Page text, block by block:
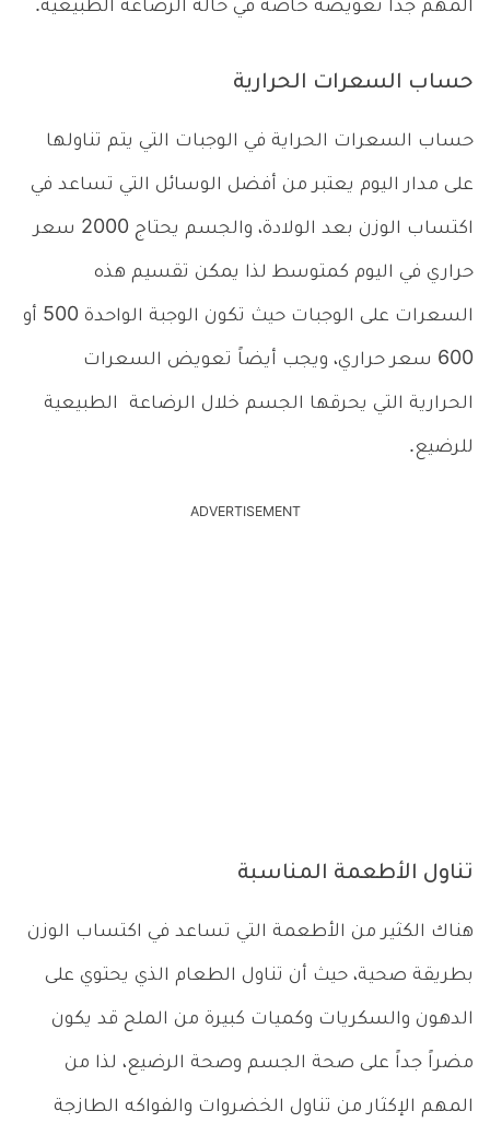
المهم جداً تعويضه خاصةً في حالة الرضاعة الطبيعية.
حساب السعرات الحرارية
حساب السعرات الحراية في الوجبات التي يتم تناولها
على مدار اليوم يعتبر من أفضل الوسائل التي تساعد في
اكتساب الوزن بعد الولادة، والجسم يحتاج 2000 سعر
حراري في اليوم كمتوسط لذا يمكن تقسيم هذه
السعرات على الوجبات حيث تكون الوجبة الواحدة 500 أو
600 سعر حراري، ويجب أيضاً تعويض السعرات
الحرارية التي يحرقها الجسم خلال الرضاعة الطبيعية
للرضيع.
ADVERTISEMENT
تناول الأطعمة المناسبة
هناك الكثير من الأطعمة التي تساعد في اكتساب الوزن
بطريقة صحية، حيث أن تناول الطعام الذي يحتوي على
الدهون والسكريات وكميات كبيرة من الملح قد يكون
مضراً جداً على صحة الجسم وصحة الرضيع، لذا من
المهم الإكثار من تناول الخضروات والفواكه الطازجة